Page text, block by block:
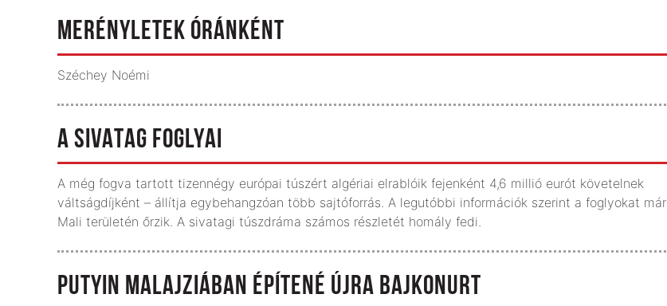
MERÉNYLETEK ÓRÁNKÉNT
Széchey Noémi
A SIVATAG FOGLYAI
A még fogva tartott tizennégy európai túszért algériai elrablóik fejenként 4,6 millió eurót követelnek
váltságdíjként – állítja egybehangzóan több sajtóforrás. A legutóbbi információk szerint a foglyokat már
Mali területén őrzik. A sivatagi túszdráma számos részletét homály fedi.
PUTYIN MALAJZIÁBAN ÉPÍTENÉ ÚJRA BAJKONURT